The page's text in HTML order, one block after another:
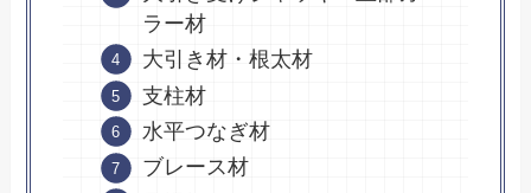
ラー材
大引き材・根太材
支柱材
水平つなぎ材
ブレース材